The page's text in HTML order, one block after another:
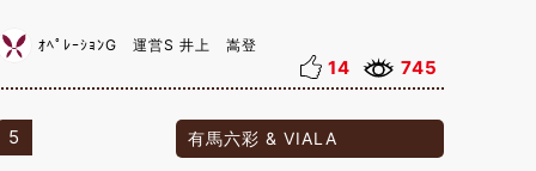
ｵﾍﾟﾚｰｼｮﾝG 運営S 井上 嵩登
14 745
5 有馬六彩 & VIALA